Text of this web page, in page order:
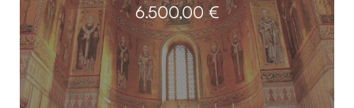
6.500,00 €